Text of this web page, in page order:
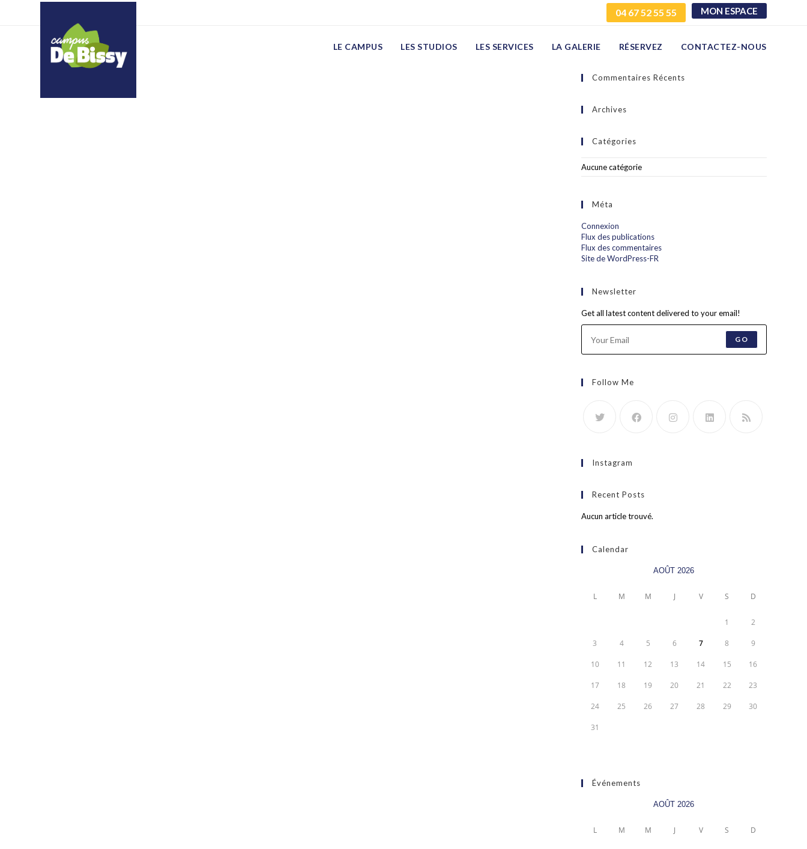
04 67 52 55 55 MON ESPACE
LE CAMPUS LES STUDIOS LES SERVICES LA GALERIE RÉSERVEZ CONTACTEZ-NOUS
mzefnynydn yowkuswgxw
Commentaires Récents
Archives
Catégories
Aucune catégorie
Méta
Connexion
Flux des publications
Flux des commentaires
Site de WordPress-FR
Newsletter
Get all latest content delivered to your email!
GO
Follow Me
Instagram
Recent Posts
Aucun article trouvé.
Calendar
AOÛT 2026
L M M J V S D
1 2
3 4 5 6 7 8 9
10 11 12 13 14 15 16
17 18 19 20 21 22 23
24 25 26 27 28 29 30
31
Événements
AOÛT 2026
L M M J V S D